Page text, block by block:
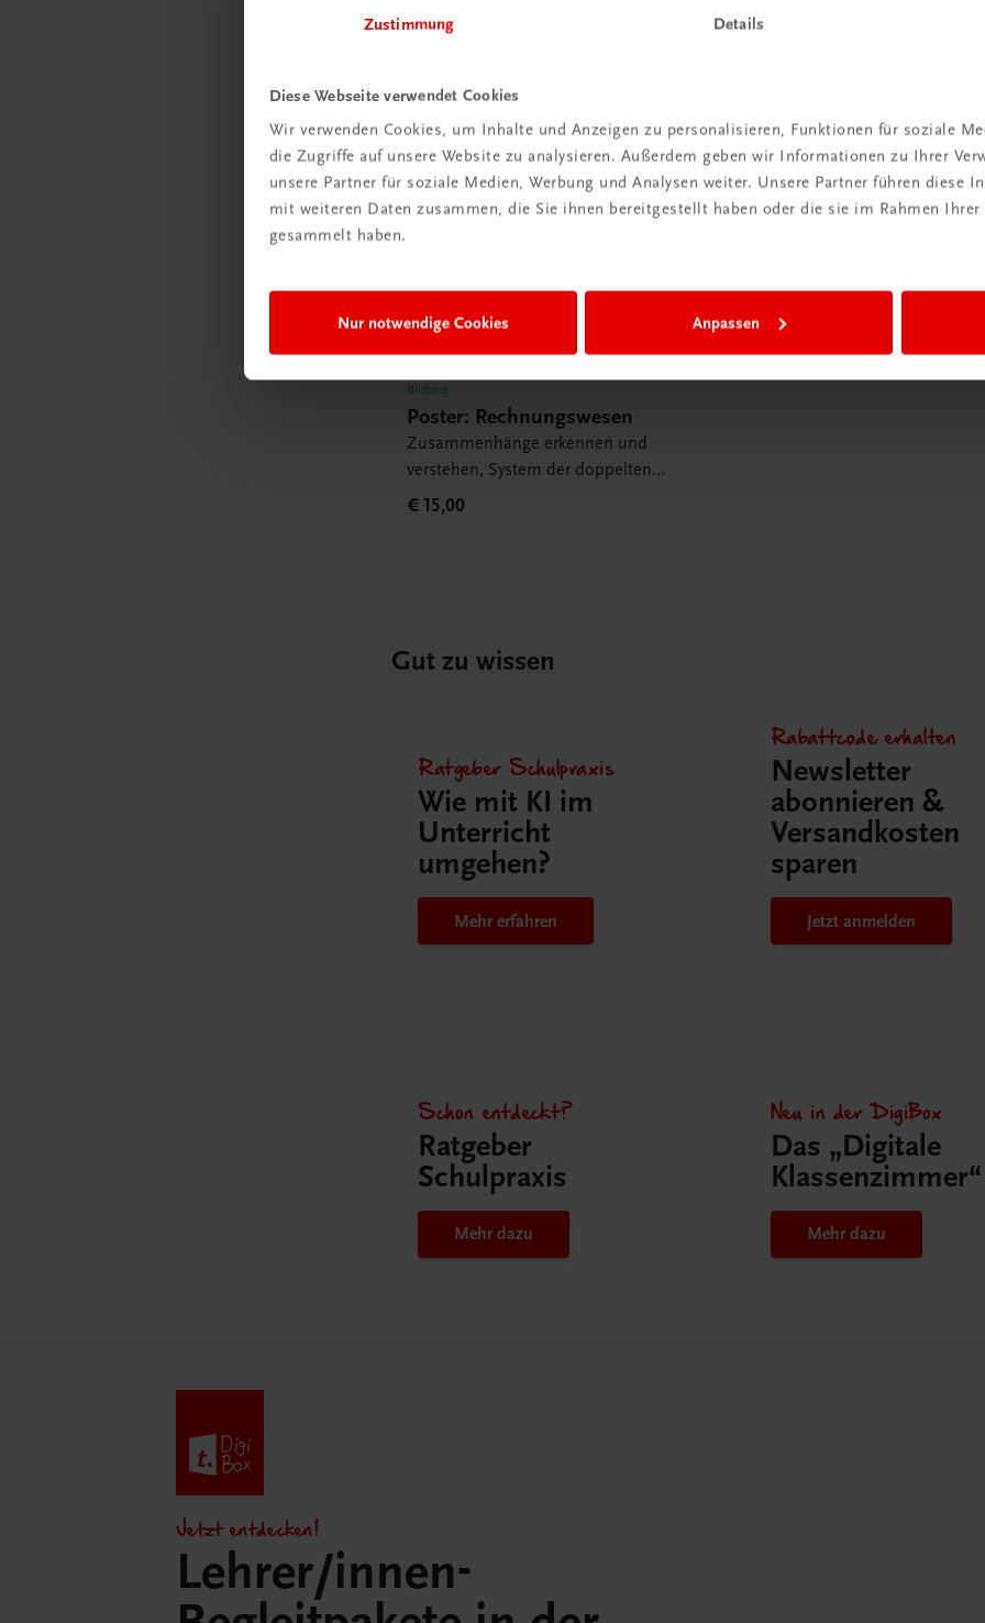
Zustimmung Details
Diese Webseite verwendet Cookies
Wir verwenden Cookies, um Inhalte und Anzeigen zu personalisieren, Funktionen für soziale
die Zugriffe auf unsere Website zu analysieren. Außerdem geben wir Informationen zu Ihrer
unsere Partner für soziale Medien, Werbung und Analysen weiter. Unsere Partner führen diese
mit weiteren Daten zusammen, die Sie ihnen bereitgestellt haben oder die sie im Rahmen
gesammelt haben.
Nur notwendige Cookies Anpassen
€ 15,00 € 15,00
Bildung
Poster: Rechnungswesen
Zusammenhänge erkennen und
verstehen, System der doppelten
Buchhaltung
€ 15,00
Gut zu wissen
Ratgeber Schulpraxis
Wie mit KI im
Unterricht
umgehen?
Mehr erfahren
Rabattcode erhalten
Newsletter
abonnieren &
Versandkosten
sparen
Jetzt anmelden
Schon entdeckt?
Ratgeber
Schulpraxis
Mehr dazu
Neu in der DigiBox
Das „Digitale
Klassenzimmer“
Mehr dazu
Jetzt entdecken!
Lehrer/innen-